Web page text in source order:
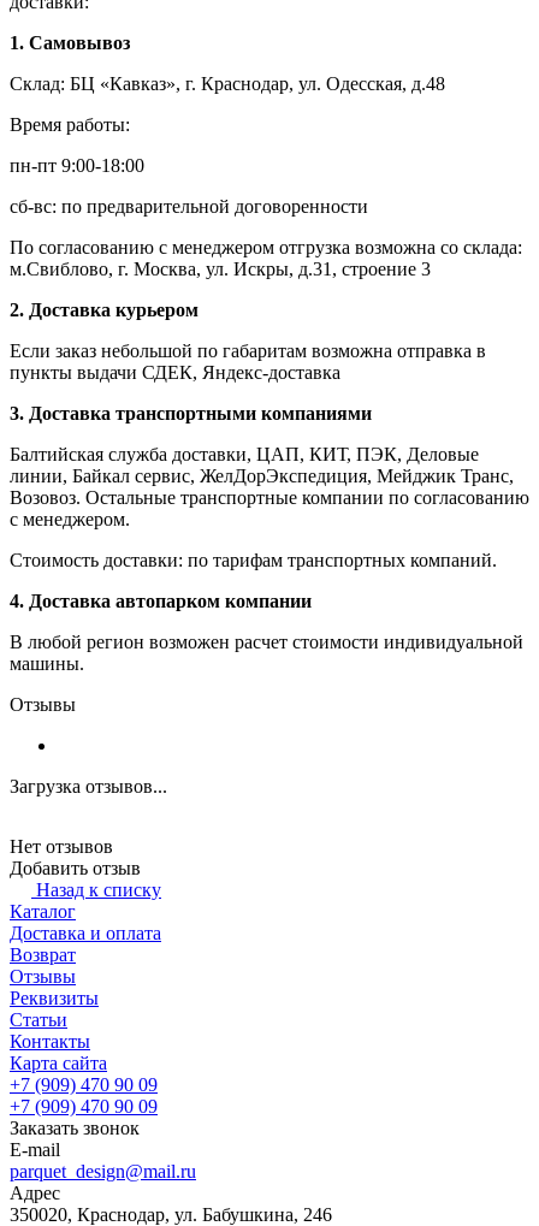
1. Самовывоз
Склад: БЦ «Кавказ», г. Краснодар, ул. Одесская, д.48
Время работы:
пн-пт 9:00-18:00
сб-вс: по предварительной договоренности
По согласованию с менеджером отгрузка возможна со склада:
м.Свиблово, г. Москва, ул. Искры, д.31, строение 3
2. Доставка курьером
Если заказ небольшой по габаритам возможна отправка в
пункты выдачи СДЕК, Яндекс-доставка
3. Доставка транспортными компаниями
Балтийская служба доставки, ЦАП, КИТ, ПЭК, Деловые
линии, Байкал сервис, ЖелДорЭкспедиция, Мейджик Транс,
Возовоз. Остальные транспортные компании по согласованию
с менеджером.
Стоимость доставки: по тарифам транспортных компаний.
4. Доставка автопарком компании
В любой регион возможен расчет стоимости индивидуальной
машины.
Отзывы
Загрузка отзывов...
Нет отзывов
Добавить отзыв
Назад к списку
Каталог
Доставка и оплата
Возврат
Отзывы
Реквизиты
Статьи
Контакты
Карта сайта
+7 (909) 470 90 09
+7 (909) 470 90 09
Заказать звонок
E-mail
parquet_design@mail.ru
Адрес
350020, Краснодар, ул. Бабушкина, 246